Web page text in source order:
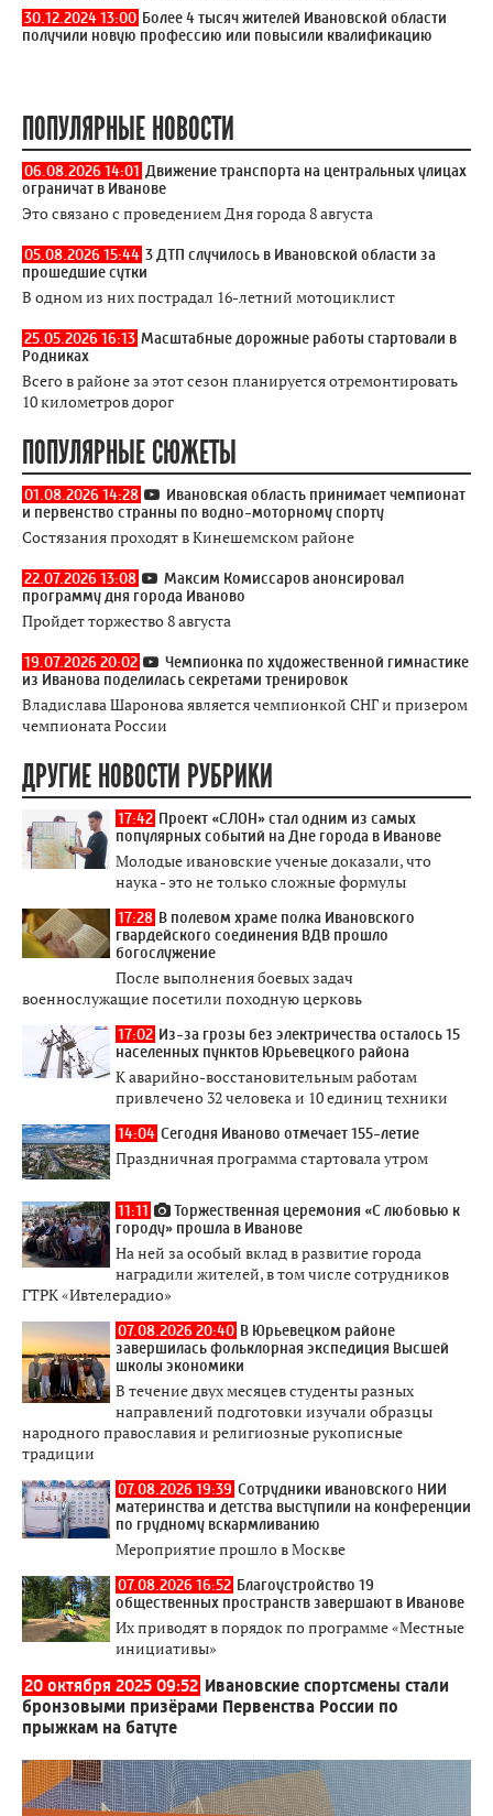
30.12.2024 13:00 Более 4 тысяч жителей Ивановской области
получили новую профессию или повысили квалификацию
ПОПУЛЯРНЫЕ НОВОСТИ
06.08.2026 14:01 Движение транспорта на центральных улицах
ограничат в Иванове
Это связано с проведением Дня города 8 августа
05.08.2026 15:44 3 ДТП случилось в Ивановской области за
прошедшие сутки
В одном из них пострадал 16-летний мотоциклист
25.05.2026 16:13 Масштабные дорожные работы стартовали в
Родниках
Всего в районе за этот сезон планируется отремонтировать
10 километров дорог
ПОПУЛЯРНЫЕ СЮЖЕТЫ
01.08.2026 14:28
Ивановская область принимает чемпионат
и первенство странны по водно-моторному спорту
Состязания проходят в Кинешемском районе
22.07.2026 13:08
Максим Комиссаров анонсировал
программу дня города Иваново
Пройдет торжество 8 августа
19.07.2026 20:02
Чемпионка по художественной гимнастике
из Иванова поделилась секретами тренировок
Владислава Шаронова является чемпионкой СНГ и призером
чемпионата России
ДРУГИЕ НОВОСТИ РУБРИКИ
17:42 Проект «СЛОН» стал одним из самых
популярных событий на Дне города в Иванове
Молодые ивановские ученые доказали, что
наука - это не только сложные формулы
17:28 В полевом храме полка Ивановского
гвардейского соединения ВДВ прошло
богослужение
После выполнения боевых задач
военнослужащие посетили походную церковь
17:02 Из-за грозы без электричества осталось 15
населенных пунктов Юрьевецкого района
К аварийно-восстановительным работам
привлечено 32 человека и 10 единиц техники
14:04 Сегодня Иваново отмечает 155-летие
Праздничная программа стартовала утром
11:11
Торжественная церемония «С любовью к
городу» прошла в Иванове
На ней за особый вклад в развитие города
наградили жителей, в том числе сотрудников
ГТРК «Ивтелерадио»
07.08.2026 20:40 В Юрьевецком районе
завершилась фольклорная экспедиция Высшей
школы экономики
В течение двух месяцев студенты разных
направлений подготовки изучали образцы
народного православия и религиозные рукописные
традиции
07.08.2026 19:39 Сотрудники ивановского НИИ
материнства и детства выступили на конференции
по грудному вскармливанию
Мероприятие прошло в Москве
07.08.2026 16:52 Благоустройство 19
общественных пространств завершают в Иванове
Их приводят в порядок по программе «Местные
инициативы»
20 октября 2025 09:52 Ивановские спортсмены стали
бронзовыми призёрами Первенства России по
прыжкам на батуте